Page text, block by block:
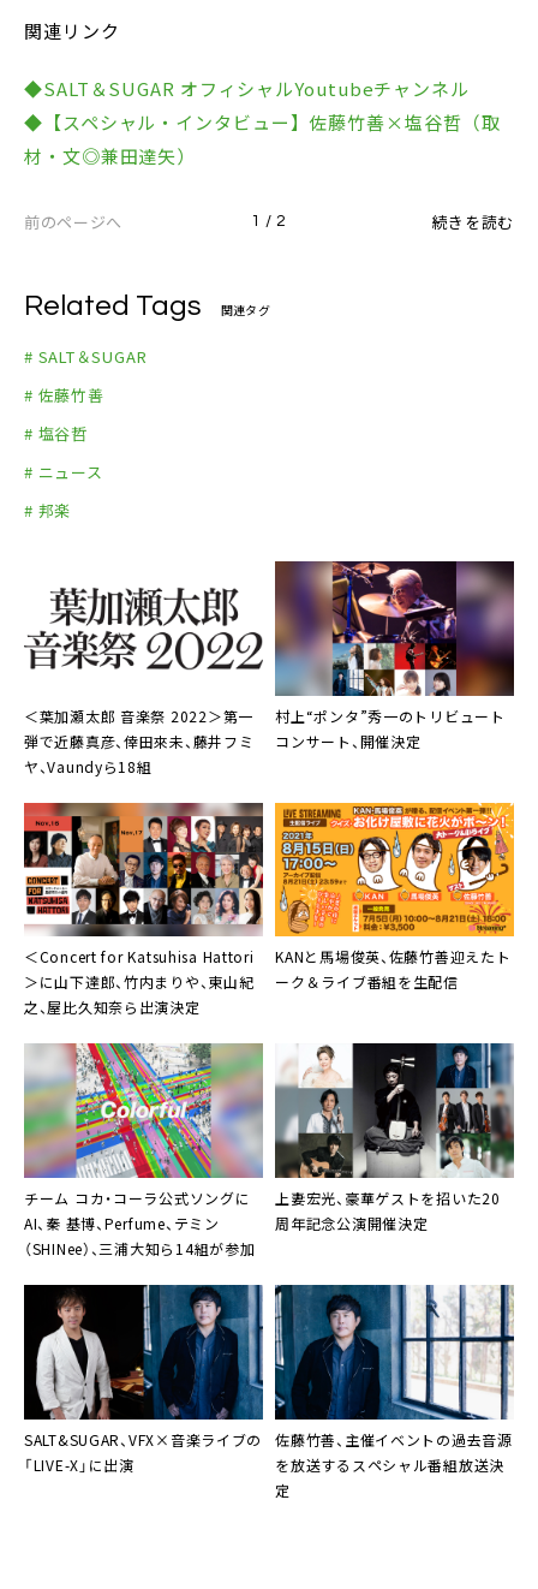
関連リンク
◆SALT＆SUGAR オフィシャルYoutubeチャンネル
◆【スペシャル・インタビュー】佐藤竹善×塩谷哲（取
材・文◎兼田達矢）
前のページへ 1 / 2 続きを読む
Related Tags 関連タグ
# SALT＆SUGAR
# 佐藤竹善
# 塩谷哲
# ニュース
# 邦楽
＜葉加瀬太郎 音楽祭 2022＞第一
弾で近藤真彦、倖田來未、藤井フミ
ヤ、Vaundyら18組
村上“ポンタ”秀一のトリビュート
コンサート、開催決定
＜Concert for Katsuhisa Hattori
＞に山下達郎、竹内まりや、東山紀
之、屋比久知奈ら出演決定
KANと馬場俊英、佐藤竹善迎えたト
ーク＆ライブ番組を生配信
チーム コカ・コーラ公式ソングに
AI、 秦 基博、 Perfume、 テミン
（SHINee）、 三浦大知ら14組が参加
上妻宏光、豪華ゲストを招いた20
周年記念公演開催決定
SALT&SUGAR、VFX×音楽ライブの
「LIVE-X」に出演
佐藤竹善、主催イベントの過去音源
を放送するスペシャル番組放送決
定